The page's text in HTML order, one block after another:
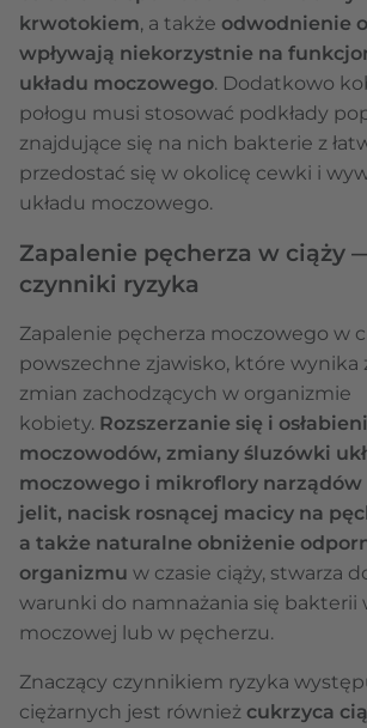
krwotokiem, a także odwodnienie
wpływają niekorzystnie na
układu moczowego. Dodatkowo
połogu musi stosować podkłady
znajdujące się na nich bakterie z
przedostać się w okolicę cewki i
układu moczowego.
Zapalenie pęcherza w ciąży
czynniki ryzyka
Zapalenie pęcherza moczowego w
powszechne zjawisko, które wynika
zmian zachodzących w organizmie
kobiety. Rozszerzanie się i
moczowodów, zmiany śluzówki
moczowego i mikroflory narządów
jelit, nacisk rosnącej macicy na
a także naturalne obniżenie
organizmu w czasie ciąży, stwarza
warunki do namnażania się bakterii
moczowej lub w pęcherzu.
Znaczący czynnikiem ryzyka
ciężarnych jest również cukrzyca